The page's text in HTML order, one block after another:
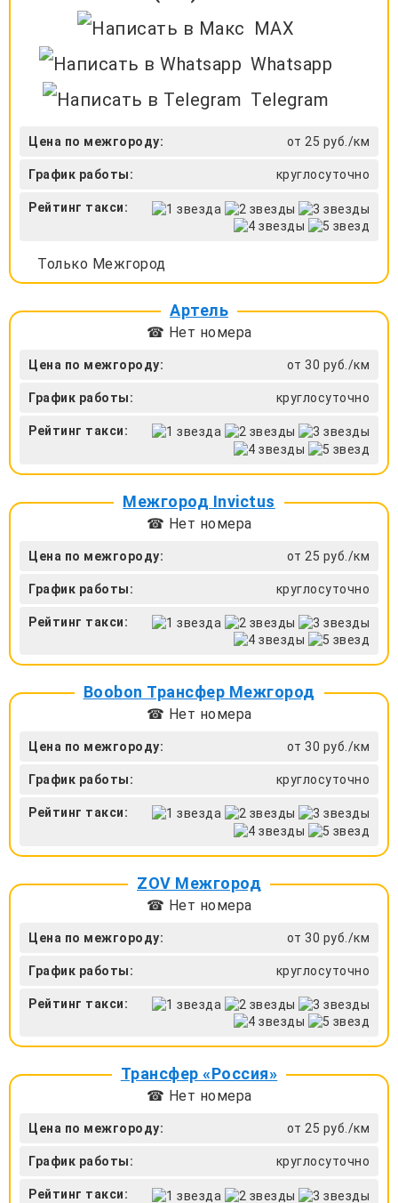
MAX
Whatsapp
Telegram
Цена по межгороду: от 25 руб./км
График работы: круглосуточно
Рейтинг такси:
Только Межгород
Артель
☎ Нет номера
Цена по межгороду: от 30 руб./км
График работы: круглосуточно
Рейтинг такси:
Межгород Invictus
☎ Нет номера
Цена по межгороду: от 25 руб./км
График работы: круглосуточно
Рейтинг такси:
Boobon Трансфер Межгород
☎ Нет номера
Цена по межгороду: от 30 руб./км
График работы: круглосуточно
Рейтинг такси:
ZOV Межгород
☎ Нет номера
Цена по межгороду: от 30 руб./км
График работы: круглосуточно
Рейтинг такси:
Трансфер «Россия»
☎ Нет номера
Цена по межгороду: от 25 руб./км
График работы: круглосуточно
Рейтинг такси: